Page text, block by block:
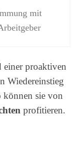
mit
proaktiven
Wiedereinstieg
können sie von
profitieren.